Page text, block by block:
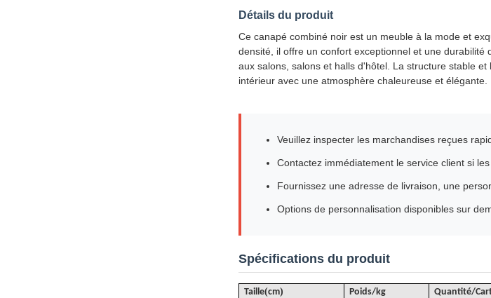
Détails du produit
Ce canapé combiné noir est un meuble à la mode et
densité, il offre un confort exceptionnel et une
aux salons, salons et halls d'hôtel. La structure stable
intérieur avec une atmosphère chaleureuse et élégante.
Veuillez inspecter les marchandises reçues
Contactez immédiatement le service client si
Fournissez une adresse de livraison, une
Options de personnalisation disponibles sur
Spécifications du produit
Taille(cm) Poids/kg Quantité/